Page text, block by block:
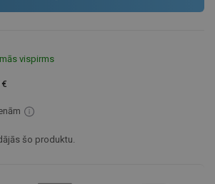
vispirms
šo produktu.